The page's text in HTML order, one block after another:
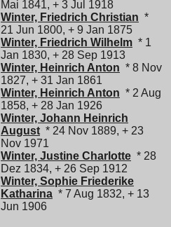
Mai 1841, + 3 Jul 1918
Winter, Friedrich Christian *
21 Jun 1800, + 9 Jan 1875
Winter, Friedrich Wilhelm * 1
Jan 1830, + 28 Sep 1913
Winter, Heinrich Anton * 8 Nov
1827, + 31 Jan 1861
Winter, Heinrich Anton * 2 Aug
1858, + 28 Jan 1926
Winter, Johann Heinrich
August * 24 Nov 1889, + 23
Nov 1971
Winter, Justine Charlotte * 28
Dez 1834, + 26 Sep 1912
Winter, Sophie Friederike
Katharina * 7 Aug 1832, + 13
Jun 1906